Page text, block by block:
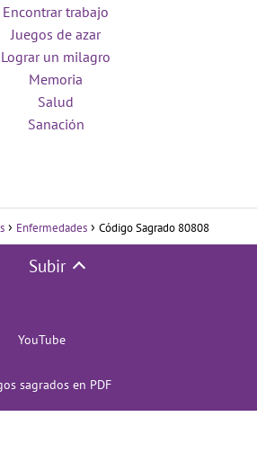
Encontrar trabajo
Juegos de azar
Lograr un milagro
Memoria
Salud
Sanación
Enfermedades Código Sagrado 80808
Subir
YouTube
sagrados en PDF